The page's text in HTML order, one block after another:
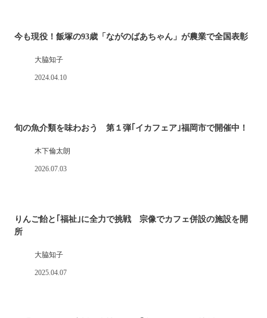
今も現役！飯塚の93歳「ながのばあちゃん」が農業で全国表彰
大脇知子
2024.04.10
旬の魚介類を味わおう 第１弾｢イカフェア｣福岡市で開催中！
木下倫太朗
2026.07.03
りんご飴と｢福祉｣に全力で挑戦 宗像でカフェ併設の施設を開
所
大脇知子
2025.04.07